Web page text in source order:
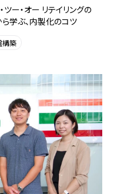
ツー・オー リテイリングの
学ぶ、内製化のコツ
構築